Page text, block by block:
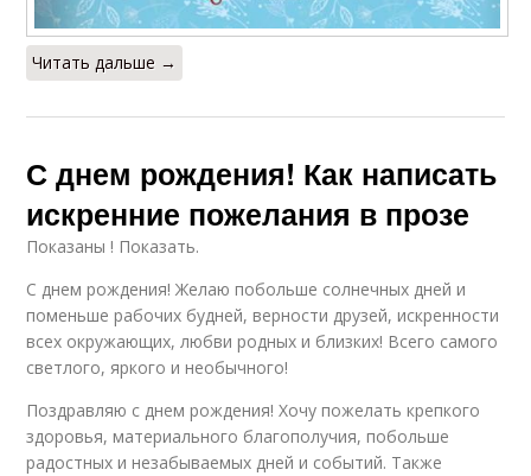
Читать дальше →
С днем рождения! Как написать
искренние пожелания в прозе
Показаны ! Показать.
С днем рождения! Желаю побольше солнечных дней и
поменьше рабочих будней, верности друзей, искренности
всех окружающих, любви родных и близких! Всего самого
светлого, яркого и необычного!
Поздравляю с днем рождения! Хочу пожелать крепкого
здоровья, материального благополучия, побольше
радостных и незабываемых дней и событий. Также